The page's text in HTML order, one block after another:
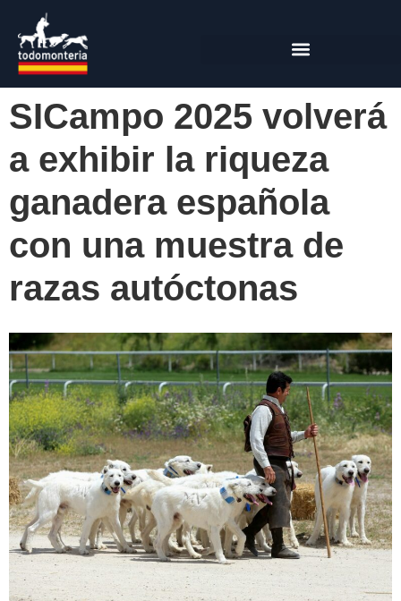
SICampo 2025 volverá
a exhibir la riqueza
ganadera española
con una muestra de
razas autóctonas